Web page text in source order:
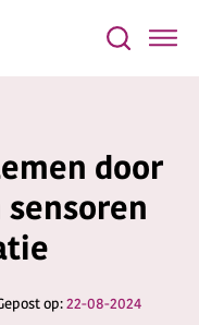
door
22-08-2024